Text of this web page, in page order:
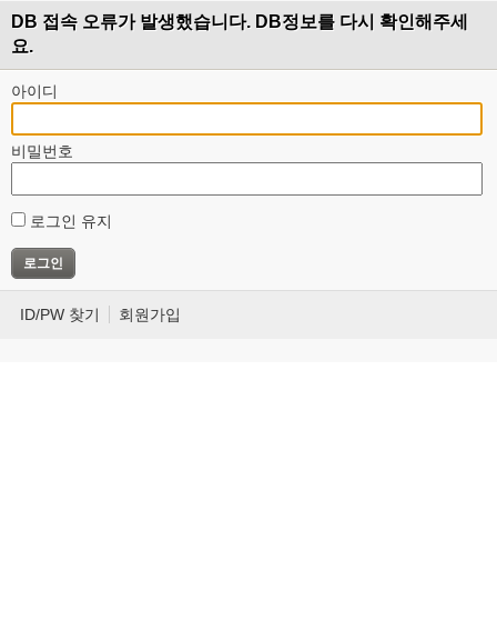
DB 접속 오류가 발생했습니다. DB정보를 다시 확인해주세
요.
아이디
비밀번호
로그인 유지
ID/PW 찾기 회원가입